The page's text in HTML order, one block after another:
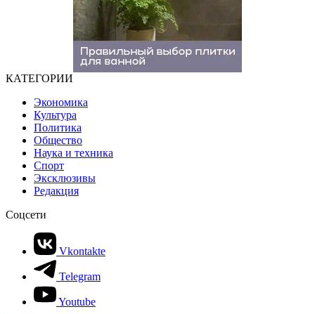
КАТЕГОРИИ
Экономика
Культура
Политика
Общество
Наука и техника
Спорт
Эксклюзивы
Редакция
Соцсети
Vkontakte
Telegram
Youtube